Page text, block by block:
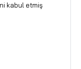
kabul etmiş